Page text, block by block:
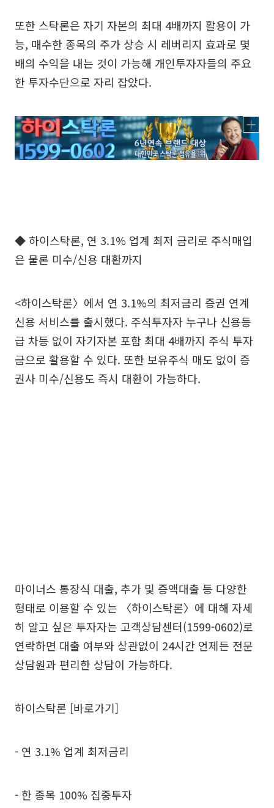
또한 스탁론은 자기 자본의 최대 4배까지 활용이 가
능, 매수한 종목의 주가 상승 시 레버리지 효과로 몇
배의 수익을 내는 것이 가능해 개인투자자들의 주요
한 투자수단으로 자리 잡았다.
◆ 하이스탁론, 연 3.1% 업계 최저 금리로 주식매입
은 물론 미수/신용 대환까지
<하이스탁론〉에서 연 3.1%의 최저금리 증권 연계
신용 서비스를 출시했다. 주식투자자 누구나 신용등
급 차등 없이 자기자본 포함 최대 4배까지 주식 투자
금으로 활용할 수 있다. 또한 보유주식 매도 없이 증
권사 미수/신용도 즉시 대환이 가능하다.
마이너스 통장식 대출, 추가 및 증액대출 등 다양한
형태로 이용할 수 있는 〈하이스탁론〉에 대해 자세
히 알고 싶은 투자자는 고객상담센터(1599-0602)로
연락하면 대출 여부와 상관없이 24시간 언제든 전문
상담원과 편리한 상담이 가능하다.
하이스탁론 [바로가기]
- 연 3.1% 업계 최저금리
- 한 종목 100% 집중투자